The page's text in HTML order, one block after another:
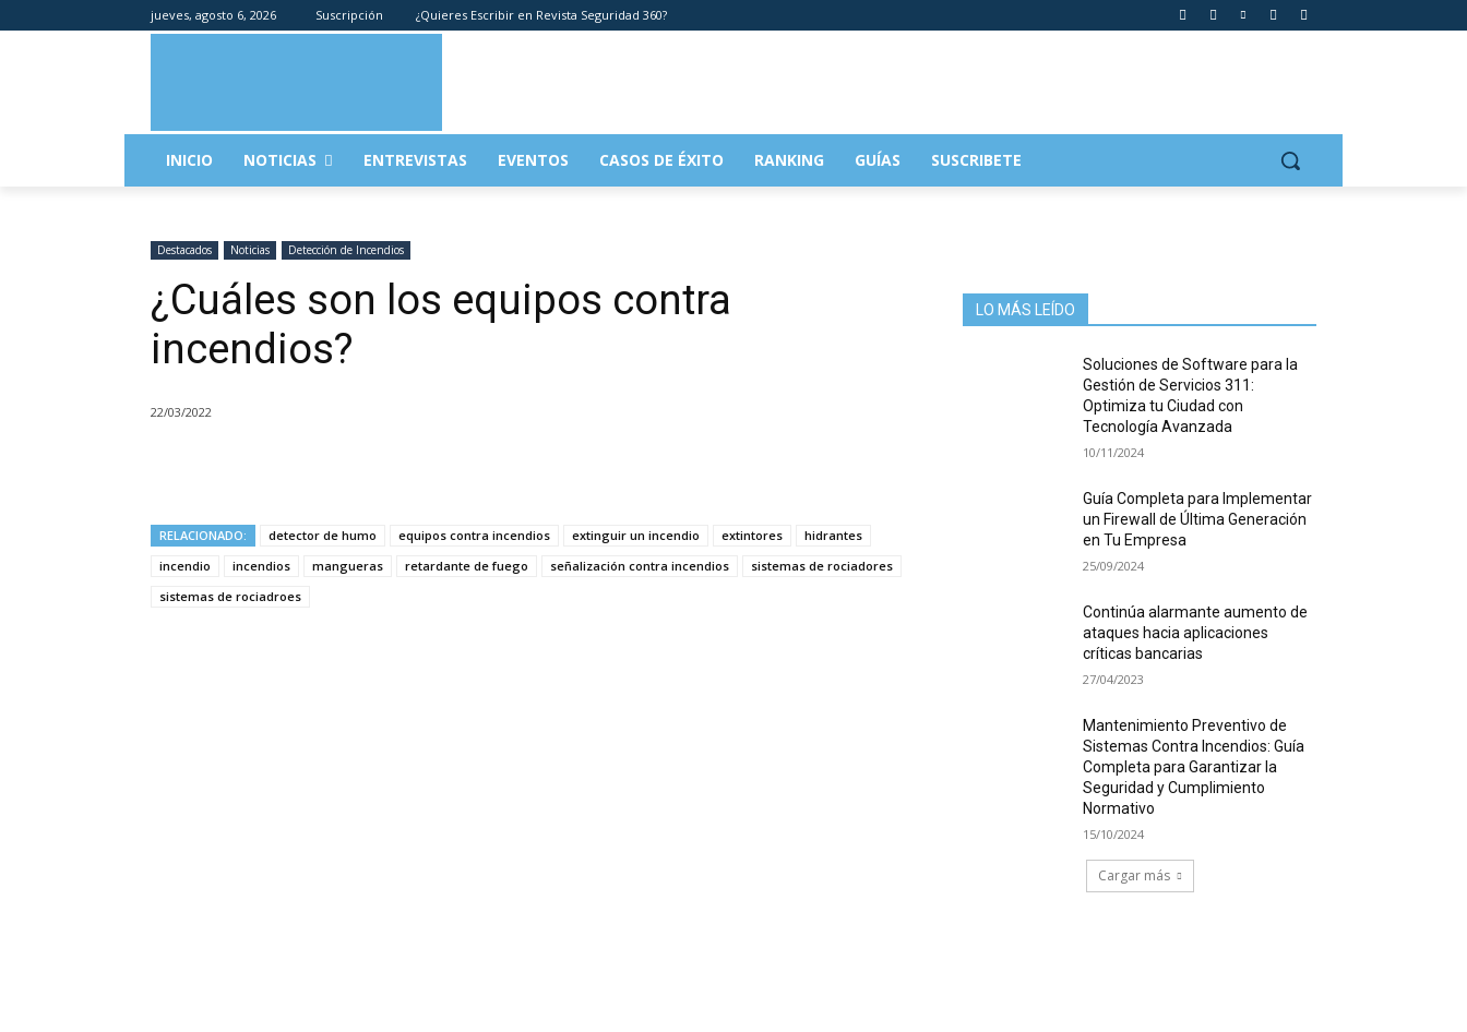
jueves, agosto 6, 2026 Suscripción ¿Quieres Escribir en Revista Seguridad 360?
INICIO NOTICIAS ENTREVISTAS EVENTOS CASOS DE ÉXITO RANKING GUÍAS SUSCRIBETE
Destacados Noticias Detección de Incendios
¿Cuáles son los equipos contra
incendios?
22/03/2022
RELACIONADO: detector de humo equipos contra incendios extinguir un incendio extintores
hidrantes
incendio
incendios mangueras retardante de fuego señalización contra incendios
sistemas de rociadores
sistemas de rociadroes
LO MÁS LEÍDO
Soluciones de Software para la
Gestión de Servicios 311:
Optimiza tu Ciudad con
Tecnología Avanzada
10/11/2024
Guía Completa para Implementar
un Firewall de Última Generación
en Tu Empresa
25/09/2024
Continúa alarmante aumento de
ataques hacia aplicaciones
críticas bancarias
27/04/2023
Mantenimiento Preventivo de
Sistemas Contra Incendios: Guía
Completa para Garantizar la
Seguridad y Cumplimiento
Normativo
15/10/2024
Cargar más